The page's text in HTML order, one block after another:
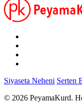
Siyaseta Neheni Serten
© 2026 PeyamaKurd.